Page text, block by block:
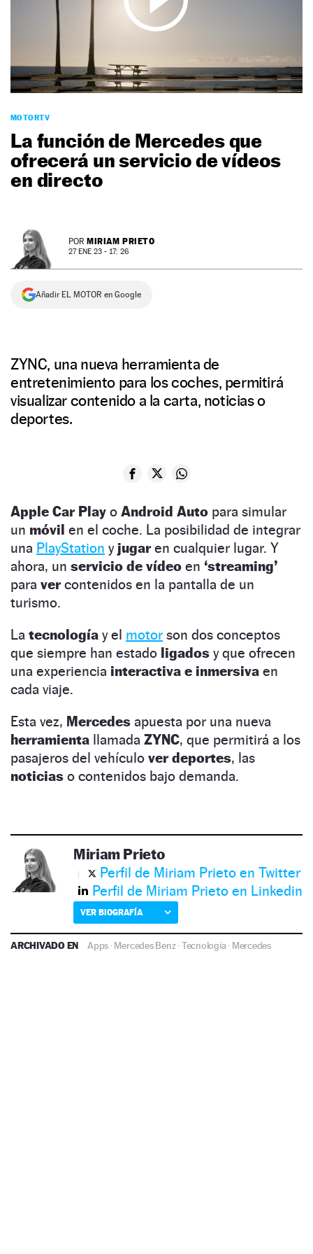
MOTORTV
La función de Mercedes que
ofrecerá un servicio de vídeos
en directo
POR MIRIAM PRIETO
27 ENE 23 - 17: 26
Añadir EL MOTOR en Google
ZYNC, una nueva herramienta de
entretenimiento para los coches, permitirá
visualizar contenido a la carta, noticias o
deportes.
Apple Car Play o Android Auto para simular
un móvil en el coche. La posibilidad de integrar
una PlayStation y jugaren cualquier lugar. Y
ahora, un servicio de vídeo en ‘streaming’
para vercontenidos en la pantalla de un
turismo.
La tecnología y el motor son dos conceptos
que siempre han estado ligados y que ofrecen
una experiencia interactiva e inmersiva en
cada viaje.
Esta vez, Mercedes apuesta por una nueva
herramienta llamada ZYNC, que permitirá a los
pasajeros del vehículo ver deportes, las
noticias o contenidos bajo demanda.
Miriam Prieto
Perfil de Miriam Prieto en Twitter
Perfil de Miriam Prieto en Linkedin
VER BIOGRAFÍA
ARCHIVADO EN Apps ·Mercedes Benz·Tecnología· Mercedes